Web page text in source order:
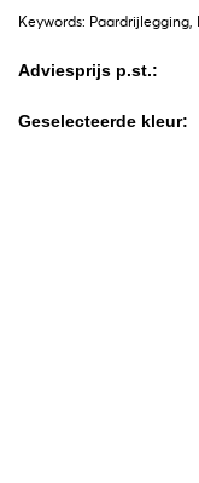
Keywords:
Adviesprijs p.st.:
Geselecteerde kleur: